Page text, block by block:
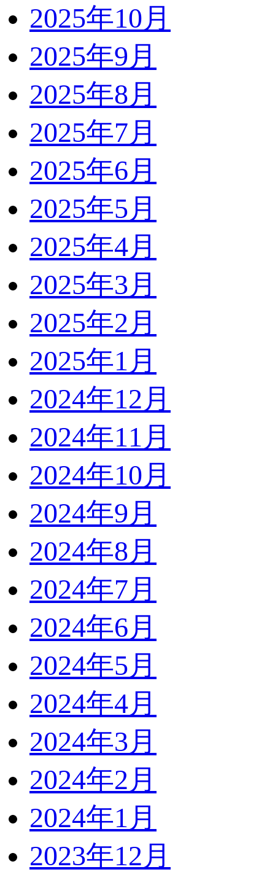
2025年10月
2025年9月
2025年8月
2025年7月
2025年6月
2025年5月
2025年4月
2025年3月
2025年2月
2025年1月
2024年12月
2024年11月
2024年10月
2024年9月
2024年8月
2024年7月
2024年6月
2024年5月
2024年4月
2024年3月
2024年2月
2024年1月
2023年12月